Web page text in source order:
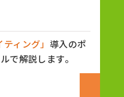
ィング」 導入のポ
で解説します。